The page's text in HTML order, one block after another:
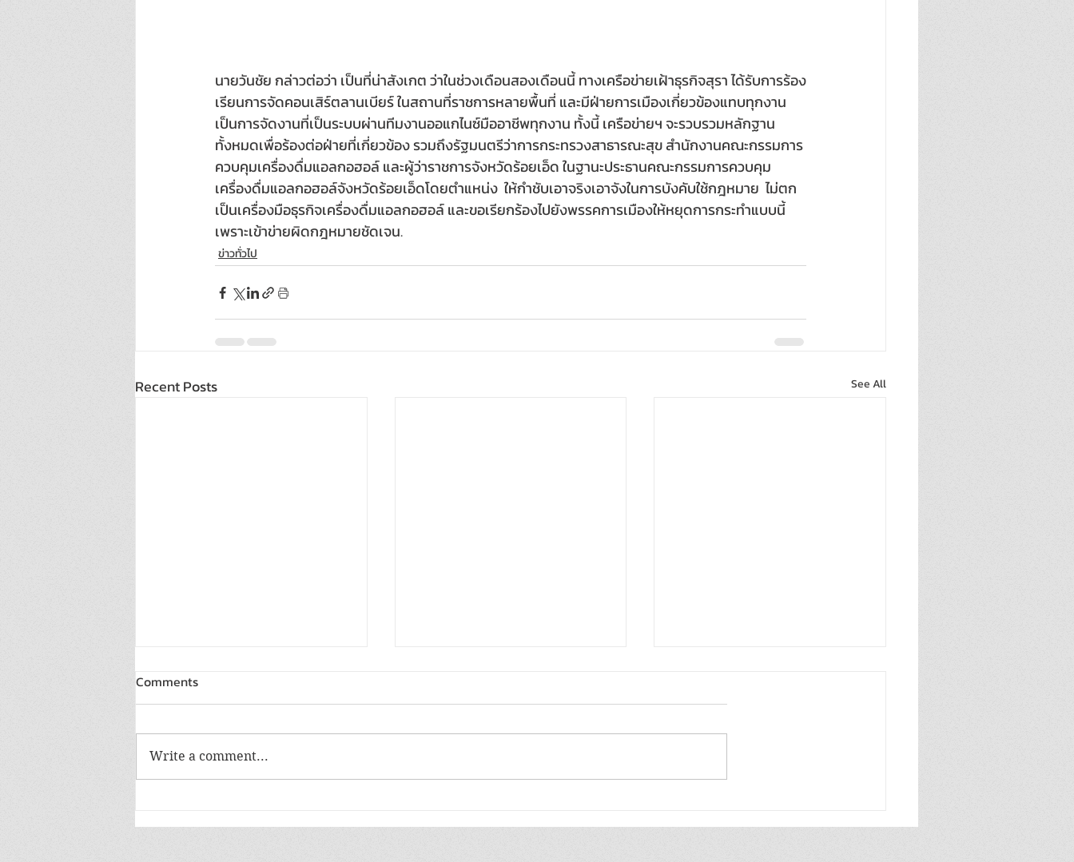
นายวันชัย กล่าวต่อว่า เป็นที่น่าสังเกต ว่าในช่วงเดือนสองเดือนนี้ ทางเครือข่ายเฝ้าธุรกิจสุรา ได้รับการร้อง
เรียนการจัดคอนเสิร์ตลานเบียร์ ในสถานที่ราชการหลายพื้นที่ และมีฝ่ายการเมืองเกี่ยวข้องแทบทุกงาน
เป็นการจัดงานที่เป็นระบบผ่านทีมงานออแกไนซ์มืออาชีพทุกงาน ทั้งนี้ เครือข่ายฯ จะรวบรวมหลักฐาน
ทั้งหมดเพื่อร้องต่อฝ่ายที่เกี่ยวข้อง รวมถึงรัฐมนตรีว่าการกระทรวงสาธารณะสุข สำนักงานคณะกรรมการ
ควบคุมเครื่องดื่มแอลกอฮอล์ และผู้ว่าราชการจังหวัดร้อยเอ็ด ในฐานะประธานคณะกรรมการควบคุม
เครื่องดื่มแอลกอฮอล์จังหวัดร้อยเอ็ดโดยตำแหน่ง  ให้กำชับเอาจริงเอาจังในการบังคับใช้กฎหมาย  ไม่ตก
เป็นเครื่องมือธุรกิจเครื่องดื่มแอลกอฮอล์ และขอเรียกร้องไปยังพรรคการเมืองให้หยุดการกระทำแบบนี้
เพราะเข้าข่ายผิดกฎหมายชัดเจน.
ข่าวทั่วไป
Recent Posts See All
บรอดแบนด์ร่วมกับT3
ยกระดับช่างแอร์ไทยสู่มืออาชีพ
แรร์รับเดือนไหว้พระจันทร์ ชวน
Comments
Write a comment...